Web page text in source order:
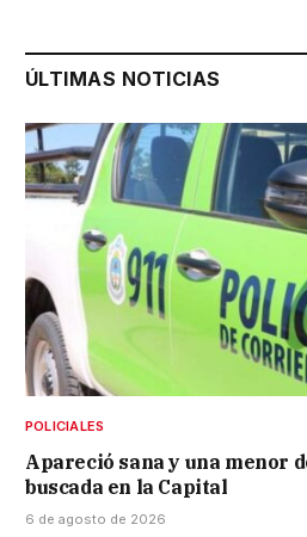
ÚLTIMAS NOTICIAS
POLICIALES
Apareció sana y una menor
buscada en la Capital
6 de agosto de 2026